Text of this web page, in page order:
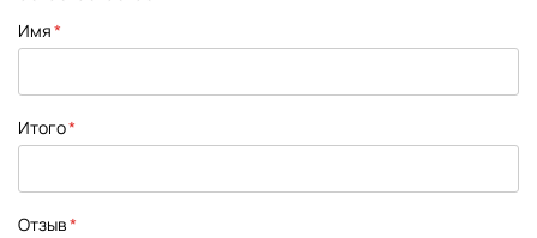
star
stars
stars
stars
stars
Имя
Итого
Отзыв